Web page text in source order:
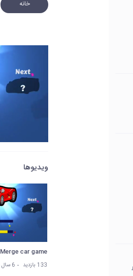
خانه
ویدیوها
Merge car game
133 بازدید 6 سال پیش